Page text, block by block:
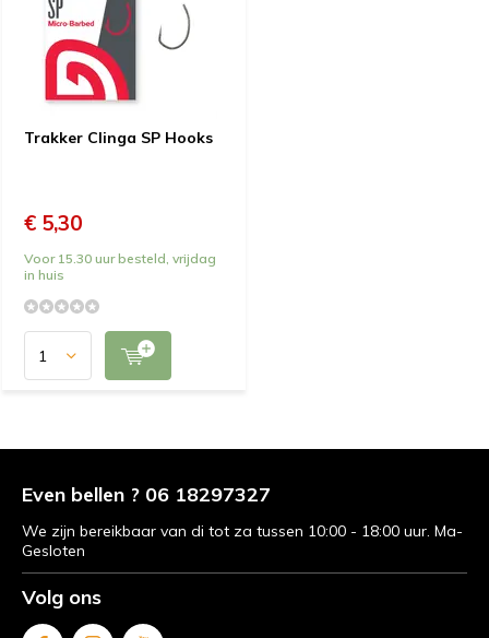
Trakker Clinga SP Hooks
€ 5,30
Voor 15.30 uur besteld, vrijdag
in huis
Even bellen ? 06 18297327
We zijn bereikbaar van di tot za tussen 10:00 - 18:00 uur. Ma-
Gesloten
Volg ons